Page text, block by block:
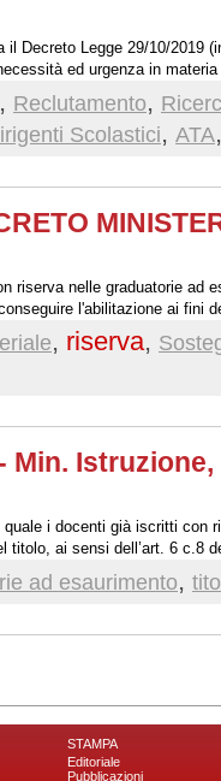
Decreto Legge 29/10/2019
ed urgenza in
dei docenti"
, Reclutamento,
Scolastici, ATA
riserva nelle graduatorie ad
l'abilitazione ai fini
, riserva,
Min.
i docenti già iscritti con
titolo, ai sensi dell’art. 6 c.8
riserva per l’a.s. 2013/2014.
ad esaurimento,
STAMPA
Editoriale
Pubblicazioni